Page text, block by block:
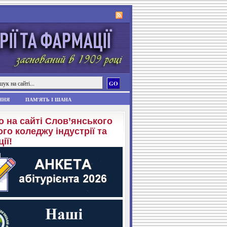
ПАМ'ЯТЬ І ШАНА
на сайті Слов’янського
коледжу індустрії та